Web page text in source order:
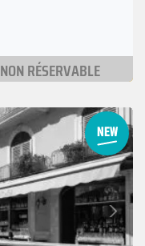
NON RÉSERVABLE
Suivant